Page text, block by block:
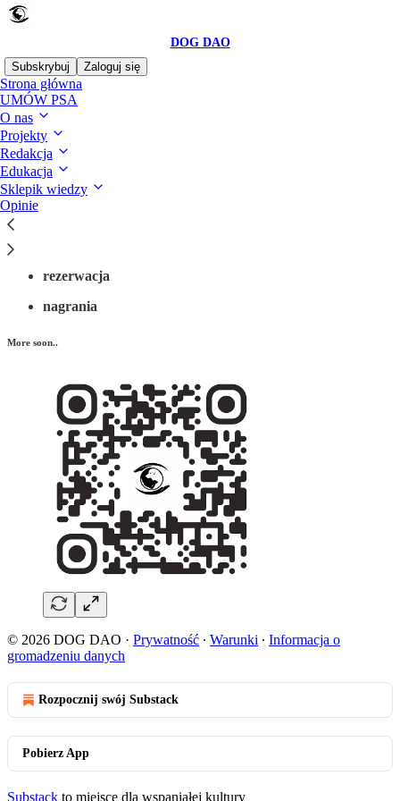
DOG DAO
Subskrybuj
Zaloguj się
Strona główna
UMÓW PSA
O nas
Projekty
Redakcja
Edukacja
Sklepik wiedzy
Opinie
WEBINARY
rezerwacja
nagrania
More soon..
© 2026 DOG DAO · Prywatność ∙ Warunki ∙ Informacja o
gromadzeniu danych
Rozpocznij swój Substack
Pobierz App
Substack to miejsce dla wspaniałej kultury